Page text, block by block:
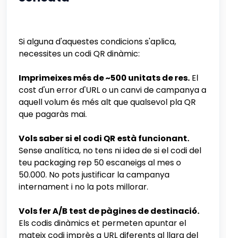
Si alguna d'aquestes condicions s'aplica,
necessites un codi QR dinàmic:
Imprimeixes més de ~500 unitats de res. El
cost d'un error d'URL o un canvi de campanya a
aquell volum és més alt que qualsevol pla QR
que pagaràs mai.
Vols saber si el codi QR està funcionant.
Sense analítica, no tens ni idea de si el codi del
teu packaging rep 50 escaneigs al mes o
50.000. No pots justificar la campanya
internament i no la pots millorar.
Vols fer A/B test de pàgines de destinació.
Els codis dinàmics et permeten apuntar el
mateix codi imprès a URL diferents al llarg del